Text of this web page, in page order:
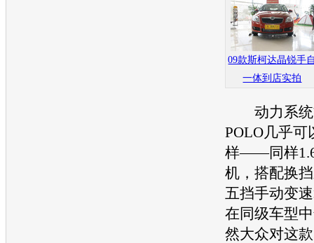
09款斯柯达晶锐手
一体到店实拍
动力系统
POLO几乎可
样——同样
机 ，搭配换
五挡手动变
在同级车型
然大众对这